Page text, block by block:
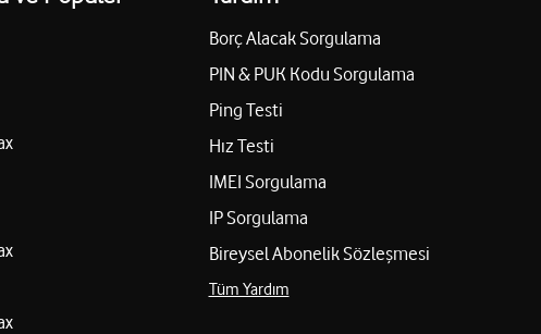
Borç Alacak Sorgulama
PIN & PUK Kodu Sorgulama
Ping Testi
Hız Testi
IMEI Sorgulama
IP Sorgulama
Bireysel Abonelik Sözleşmesi
Tüm Yardım